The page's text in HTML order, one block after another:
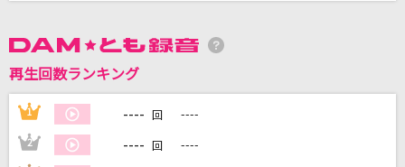
再生回数ランキング
1 ---- 回 ----
2 ---- 回 ----